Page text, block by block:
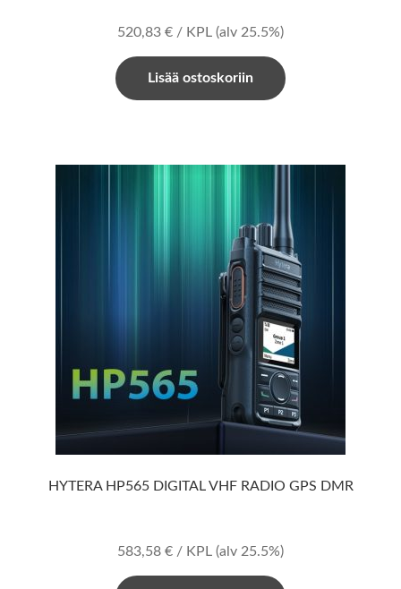
520,83 € / KPL (alv 25.5%)
Lisää ostoskoriin
HYTERA HP565 DIGITAL VHF RADIO GPS DMR
583,58 € / KPL (alv 25.5%)